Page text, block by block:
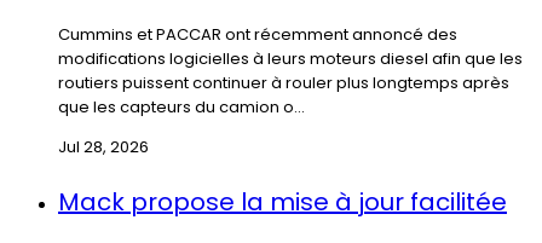
Cummins et PACCAR ont récemment annoncé des
modifications logicielles à leurs moteurs diesel afin que les
routiers puissent continuer à rouler plus longtemps après
que les capteurs du camion o...
Jul 28, 2026
Mack propose la mise à jour facilitée